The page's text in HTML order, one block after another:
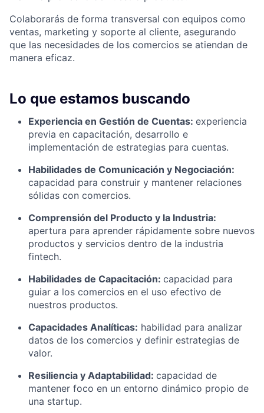
Colaborarás de forma transversal con equipos como
ventas, marketing y soporte al cliente, asegurando
que las necesidades de los comercios se atiendan de
manera eficaz.
Lo que estamos buscando
Experiencia en Gestión de Cuentas: experiencia
previa en capacitación, desarrollo e
implementación de estrategias para cuentas.
Habilidades de Comunicación y Negociación:
capacidad para construir y mantener relaciones
sólidas con comercios.
Comprensión del Producto y la Industria:
apertura para aprender rápidamente sobre nuevos
productos y servicios dentro de la industria
fintech.
Habilidades de Capacitación: capacidad para
guiar a los comercios en el uso efectivo de
nuestros productos.
Capacidades Analíticas: habilidad para analizar
datos de los comercios y definir estrategias de
valor.
Resiliencia y Adaptabilidad: capacidad de
mantener foco en un entorno dinámico propio de
una startup.